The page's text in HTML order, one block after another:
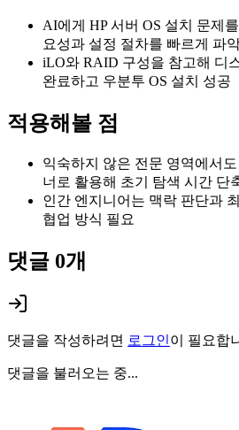
AI에게 HP 서버 OS 설치 문제
요성과 설정 절차를 빠르게 파
iLO와 RAID 구성을 참고해 디
완료하고 우분투 OS 설치 성공
적용해볼 점
익숙하지 않은 전문 영역에서
너로 활용해 초기 탐색 시간 단
인간 엔지니어는 맥락 판단과
협업 방식 필요
댓글 0개
댓글을 작성하려면 로그인이 필요합
댓글을 불러오는 중...